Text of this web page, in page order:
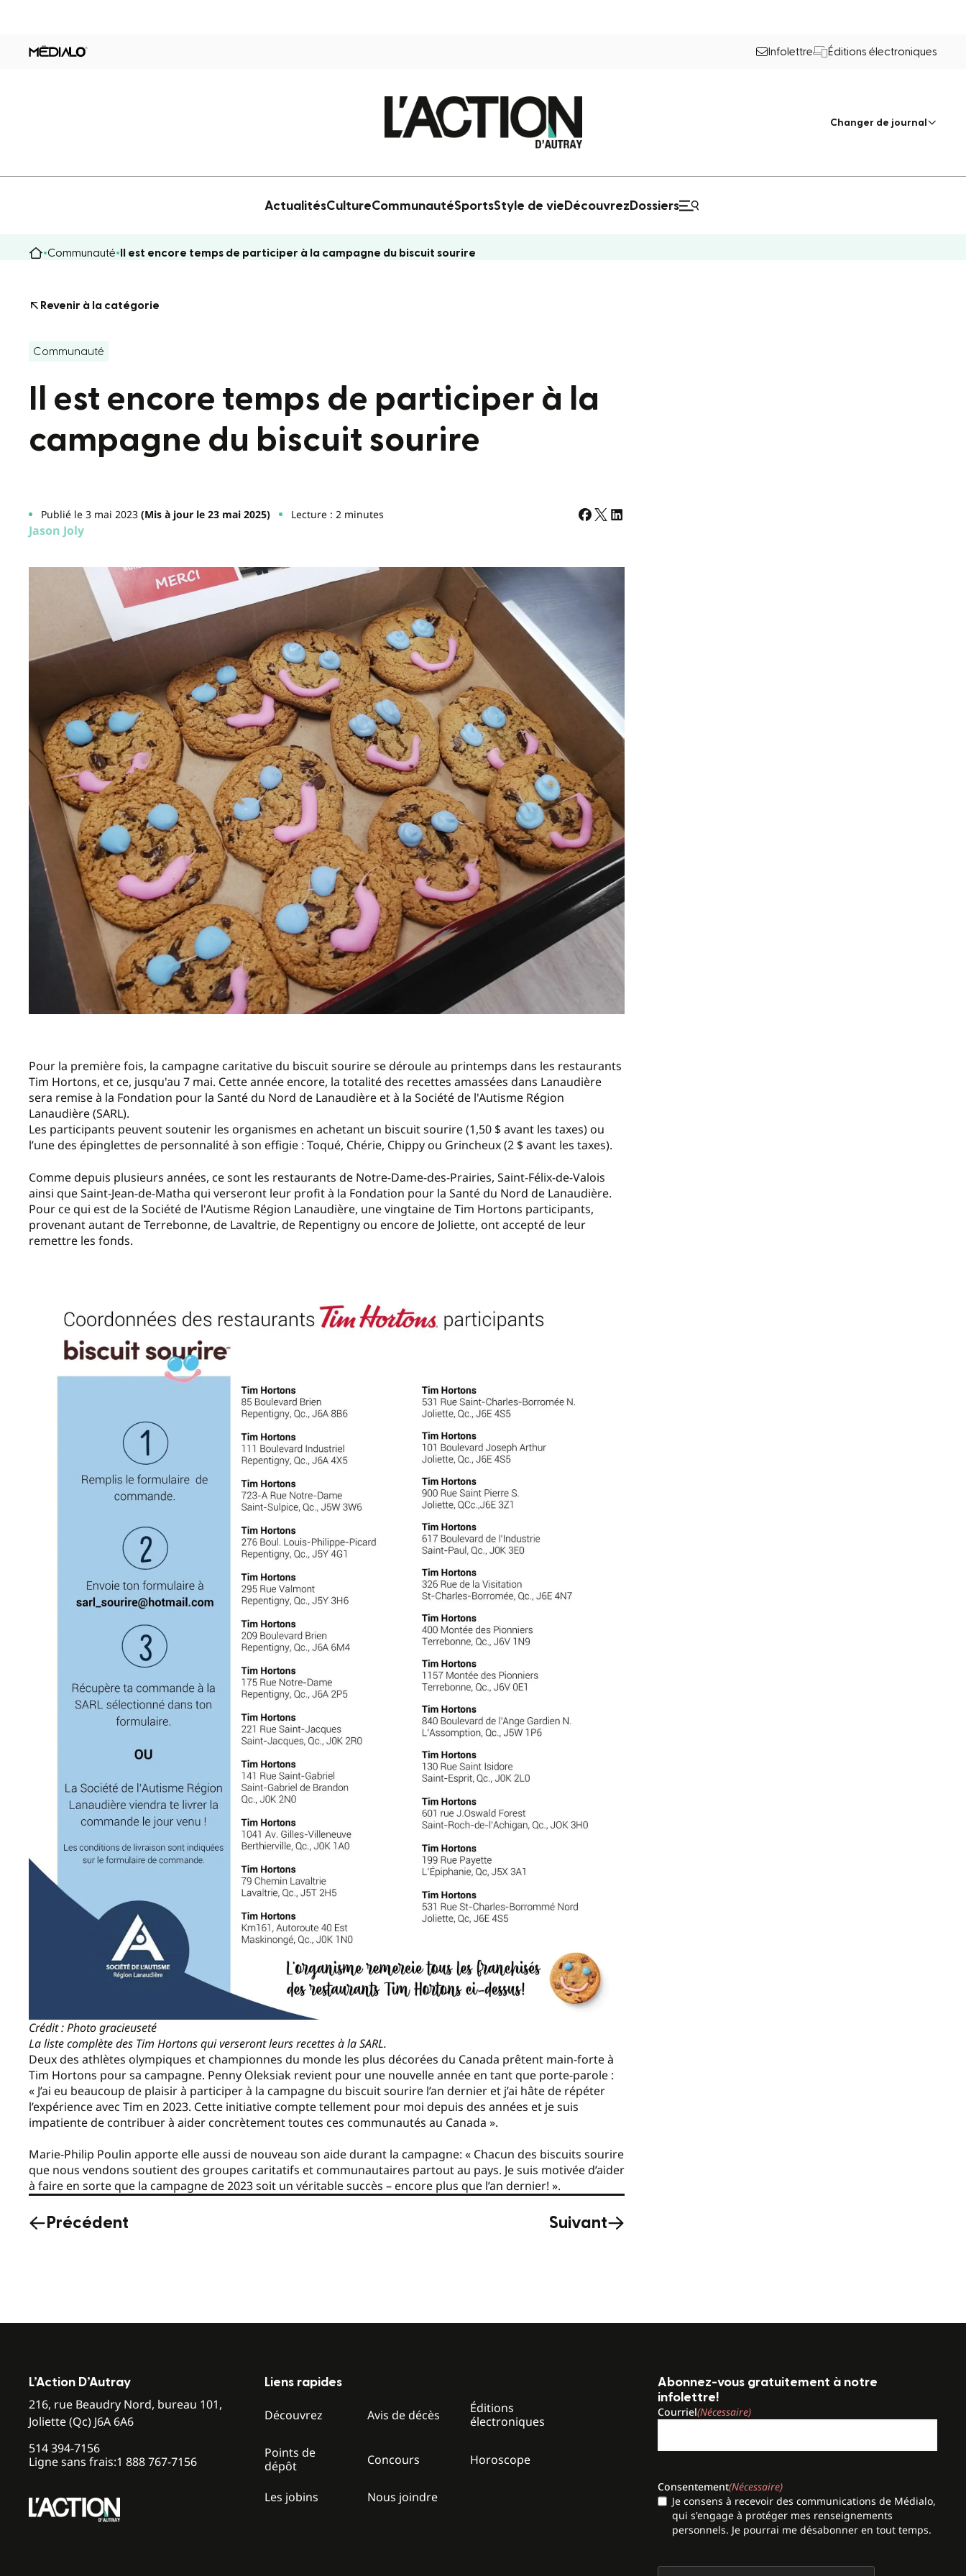
Infolettre Éditions électroniques
Changer de journal
ActualitésCultureCommunautéSportsStyle de vie Découvrez Dossiers
Communauté Il est encore temps de participer à la campagne du biscuit sourire
Revenir à la catégorie
Communauté
Il est encore temps de participer à la
campagne du biscuit sourire
Publié le 3 mai 2023(Mis à jour le 23 mai 2025) Lecture : 2 minutes
Jason Joly
Pour la première fois, la campagne caritative du biscuit sourire se déroule au printemps dans les restaurants
Tim Hortons, et ce, jusqu'au 7 mai. Cette année encore, la totalité des recettes amassées dans Lanaudière
sera remise à la Fondation pour la Santé du Nord de Lanaudière et à la Société de l'Autisme Région
Lanaudière (SARL).
Les participants peuvent soutenir les organismes en achetant un biscuit sourire (1,50 $ avant les taxes) ou
l’une des épinglettes de personnalité à son effigie : Toqué, Chérie, Chippy ou Grincheux (2 $ avant les taxes).
Comme depuis plusieurs années, ce sont les restaurants de Notre-Dame-des-Prairies, Saint-Félix-de-Valois
ainsi que Saint-Jean-de-Matha qui verseront leur profit à la Fondation pour la Santé du Nord de Lanaudière.
Pour ce qui est de la Société de l'Autisme Région Lanaudière, une vingtaine de Tim Hortons participants,
provenant autant de Terrebonne, de Lavaltrie, de Repentigny ou encore de Joliette, ont accepté de leur
remettre les fonds.
Crédit : Photo gracieuseté
La liste complète des Tim Hortons qui verseront leurs recettes à la SARL.
Deux des athlètes olympiques et championnes du monde les plus décorées du Canada prêtent main-forte à
Tim Hortons pour sa campagne. Penny Oleksiak revient pour une nouvelle année en tant que porte-parole :
« J’ai eu beaucoup de plaisir à participer à la campagne du biscuit sourire l’an dernier et j’ai hâte de répéter
l’expérience avec Tim en 2023. Cette initiative compte tellement pour moi depuis des années et je suis
impatiente de contribuer à aider concrètement toutes ces communautés au Canada ».
Marie-Philip Poulin apporte elle aussi de nouveau son aide durant la campagne: « Chacun des biscuits sourire
que nous vendons soutient des groupes caritatifs et communautaires partout au pays. Je suis motivée d’aider
à faire en sorte que la campagne de 2023 soit un véritable succès – encore plus que l’an dernier! ».
Précédent Suivant
L’Action D’Autray
216, rue Beaudry Nord, bureau 101,
Joliette (Qc) J6A 6A6
514 394-7156
Ligne sans frais:1 888 767-7156
Liens rapides
Découvrez Avis de décès
Éditions
électroniques
Points de
dépôt
Concours Horoscope
Les jobins Nous joindre
Abonnez-vous gratuitement à notre
infolettre!
Courriel(Nécessaire)
Consentement(Nécessaire)
Je consens à recevoir des communications de Médialo,
qui s'engage à protéger mes renseignements
personnels. Je pourrai me désabonner en tout temps.
CAPTCHA